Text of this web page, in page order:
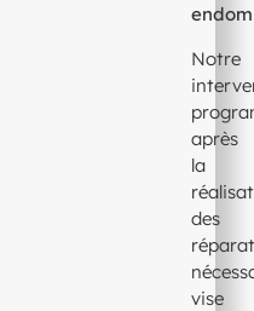
Notre
après
la
des
vise